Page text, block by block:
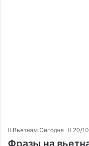
Вьетнам Сегодня 20/
Фразы на